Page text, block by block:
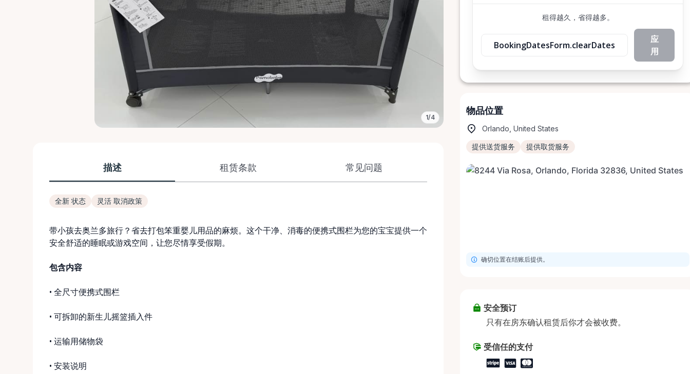
1/4
描述 租赁条款 常见问题
全新 状态 灵活 取消政策
带小孩去奥兰多旅行？省去打包笨重婴儿用品的麻烦。这个干净、消毒的便携式围栏为您的宝宝提供一个
安全舒适的睡眠或游戏空间，让您尽情享受假期。
包含内容
• 全尺寸便携式围栏
• 可拆卸的新生儿摇篮插入件
• 运输用储物袋
• 安装说明
租得越久，省得越多。
BookingDatesForm.clearDates
应
用
物品位置
Orlando, United States
提供送货服务 提供取货服务
确切位置在结账后提供。
安全预订
只有在房东确认租赁后你才会被收费。
受信任的支付